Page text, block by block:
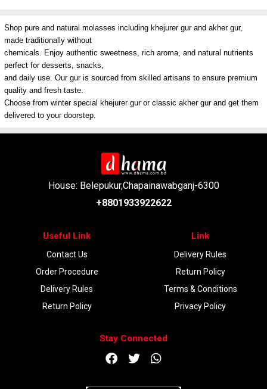
Shop pure and natural molasses including khejurer gur and akher gur,
made traditionally without
chemicals. Enjoy authentic sweetness, rich aroma, and natural nutrients
perfect for desserts, snacks,
and daily use. Our gur is sourced from skilled artisans to ensure premium
quality and fresh taste.
Choose from winter special khejurer gur or classic akher gur and get them
delivered to your doorstep.
House: Belepukur,Chapainawabganj-6300
+8801933922622
Useful Link
Contact Us
Order Procedure
Delivery Rules
Return Policy
Link
Delivery Rules
Return Policy
Terms & Conditions
Privacy Policy
Stay Connected